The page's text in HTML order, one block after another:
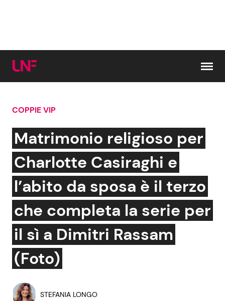
Cerca:
News e Cronaca
Attualità Italiana
Dal Mondo
Economia
Persone Scomparse
Politica
Gossip e TV
Bellezze VIP
Coppie VIP
Fiction e Serie TV
COPPIE VIP
Matrimonio religioso per
Charlotte Casiraghi e
l’abito da sposa è il terzo
che completa la serie per
il sì a Dimitri Rassam
(Foto)
STEFANIA LONGO